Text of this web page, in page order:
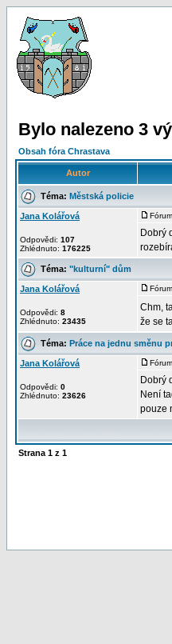
Bylo nalezeno 3
Obsah fóra Chrastava
Autor
Téma: Městská policie
Jana Kolářová
Odpovědi: 107
Zhlédnuto: 176225
Dobrý
Téma: "kulturní" dům
Jana Kolářová
Odpovědi: 8
Zhlédnuto: 23435
Chm,
že se
Téma: Práce na jednu směnu
Jana Kolářová
Odpovědi: 0
Zhlédnuto: 23626
Dobrý
Není
pouze
Strana 1 z 1